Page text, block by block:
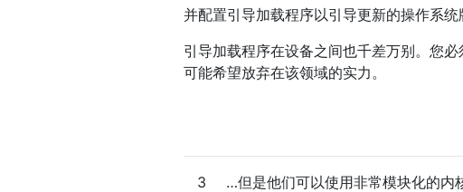
并配置引导加载程序以引导更新的操作系统
引导加载程序在设备之间也千差万别。您
可能希望放弃在该领域的实力。
3
…但是他们可以使用非常模块化的内